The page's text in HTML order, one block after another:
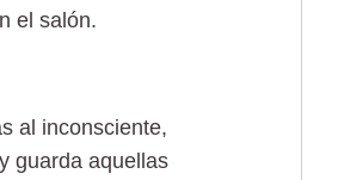
el salón.
al inconsciente,
guarda aquellas